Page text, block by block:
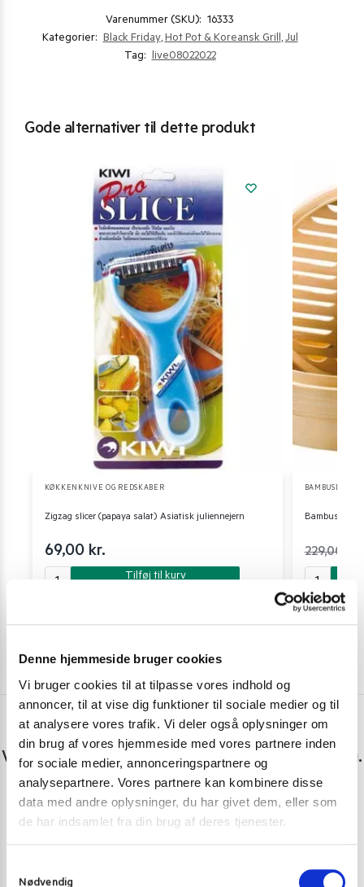
Denne hjemmeside bruger cookies
Vi bruger cookies til at tilpasse vores indhold og
annoncer, til at vise dig funktioner til sociale medier og til
at analysere vores trafik. Vi deler også oplysninger om
din brug af vores hjemmeside med vores partnere inden
for sociale medier, annonceringspartnere og
analysepartnere. Vores partnere kan kombinere disse
data med andre oplysninger, du har givet dem, eller som
de har indsamlet fra din brug af deres tjenester.
Nødvendig
Varenummer (SKU): 16333
Kategorier: Black Friday,Hot Pot & Koreansk Grill,Jul
Tag: live08022022
Gode alternativer til dette produkt
KØKKENKNIVE OG REDSKABER
Zigzag slicer (papaya salat) Asiatisk juliennejern
69,00 kr.
Tilføj til kurv
Bambus
229,00
Har du spørgsmål eller brug for hjælp?
Vi er lige her. Kundeservice sidder klar til at hjælpe dig.
Personlig rådgivning med et smil
Vi guider dig igennem asiatisk mad